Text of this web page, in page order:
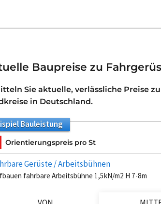
Baupreise zu
Sie aktuelle, verlässliche Preise
in Deutschland.
Bauleistung
Orientierungspreis pro St
Gerüste / Arbeitsbühnen
fahrbare Arbeitsbühne 1,5kN/m2 H 7-8m